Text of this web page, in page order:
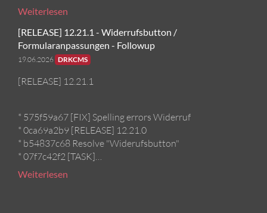
Weiterlesen
[RELEASE] 12.21.1 - Widerrufsbutton /
Formularanpassungen - Followup
19.06.2026 DRKCMS
[RELEASE] 12.21.1
* 575f59a67 [FIX] Spelling errors Widerruf
* 0ca69a2b9 [RELEASE] 12.21.0
* b54837c68 Resolve "Widerufsbutton"
* 07f7c42f2 [TASK]…
Weiterlesen